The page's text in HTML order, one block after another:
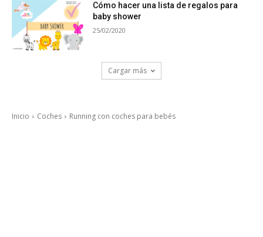
Cómo hacer una lista de regalos para
baby shower
25/02/2020
Cargar más